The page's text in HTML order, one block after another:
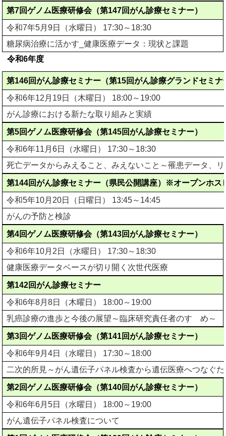
第7回ゲノム医療研修会（第147回がん診療セミナー）
令和7年5月9日（水曜日） 17:30～18:30
糖尿病治療に活かす_健康医療データ：現状と課題
令和6年度
第146回がん診療セミナー（第15回がん診療グランドセミナ
令和6年12月19日（木曜日） 18:00～19:00
がん診療における新たな取り組みと実績
第5回ゲノム医療研修会（第145回がん診療セミナー）
令和6年11月6日（水曜日） 17:30～18:30
死亡データからみえること、みえないこと～罹患データ、
第144回がん診療セミナー（県民公開講座）※オープンホス
令和5年10月20日（日曜日） 13:45～14:45
がんの予防と検診
第4回ゲノム医療研修会（第143回がん診療セミナー）
令和6年10月2日（水曜日） 17:30～18:30
健康医療データベースが切り開く次世代医療
第142回がん診療セミナー
令和6年8月8日（木曜日） 18:00～19:00
乳癌診療の進歩と今後の展望～臨床研究責任者のすゝめ～
第3回ゲノム医療研修会（第141回がん診療セミナー）
令和6年9月4日（水曜日） 17:30～18:00
二次的所見～がん遺伝子パネル検査から遺伝医療へつなぐ
第2回ゲノム医療研修会（第140回がん診療セミナー）
令和6年6月5日（水曜日） 18:00～19:00
がん遺伝子パネル検査について